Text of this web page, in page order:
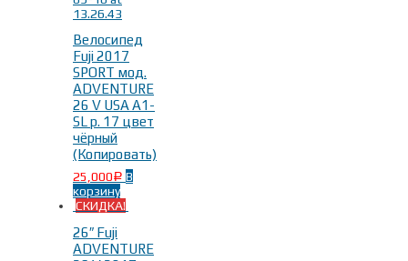
Горные велосипеды
Велосипед
Fuji 2017
SPORT мод.
ADVENTURE
26 V USA A1-
SL р. 17 цвет
чёрный
(Копировать)
25,000 Р В
корзину
СКИДКА!
26″ Fuji
ADVENTURE